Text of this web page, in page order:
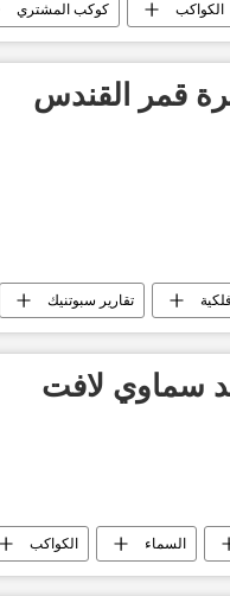
الكواكب كوكب المشتري
قمر القندس
تقارير سبوتنيك
سماوي لافت
السماء الكواكب